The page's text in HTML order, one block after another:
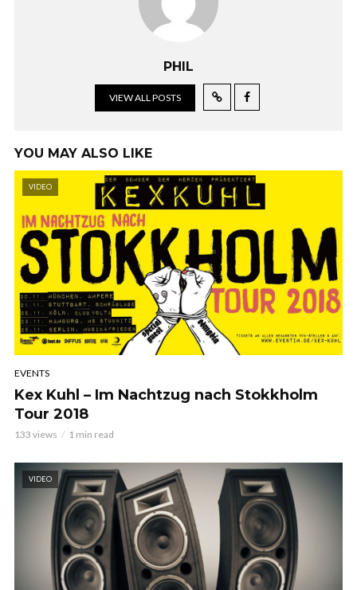
PHIL
VIEW ALL POSTS
YOU MAY ALSO LIKE
VIDEO
EVENTS
Kex Kuhl – Im Nachtzug nach Stokkholm
Tour 2018
133 views 1 min read
VIDEO